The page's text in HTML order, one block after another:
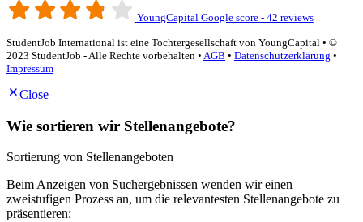
YoungCapital Google score - 42 reviews
StudentJob International ist eine Tochtergesellschaft von YoungCapital • ©
2023 StudentJob - Alle Rechte vorbehalten • AGB • Datenschutzerklärung •
Impressum
Close
Wie sortieren wir Stellenangebote?
Sortierung von Stellenangeboten
Beim Anzeigen von Suchergebnissen wenden wir einen
zweistufigen Prozess an, um die relevantesten Stellenangebote zu
präsentieren: